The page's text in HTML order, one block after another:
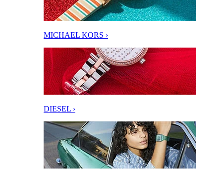
MICHAEL KORS ›
DIESEL ›